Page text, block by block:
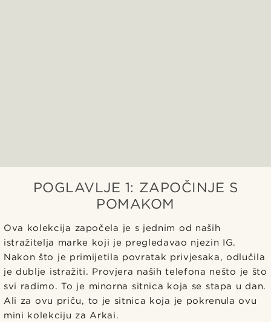
POGLAVLJE 1: ZAPOČINJE S
POMAKOM
Ova kolekcija započela je s jednim od naših
istražitelja marke koji je pregledavao njezin IG.
Nakon što je primijetila povratak privjesaka, odlučila
je dublje istražiti. Provjera naših telefona nešto je što
svi radimo. To je minorna sitnica koja se stapa u dan.
Ali za ovu priču, to je sitnica koja je pokrenula ovu
mini kolekciju za Arkai.